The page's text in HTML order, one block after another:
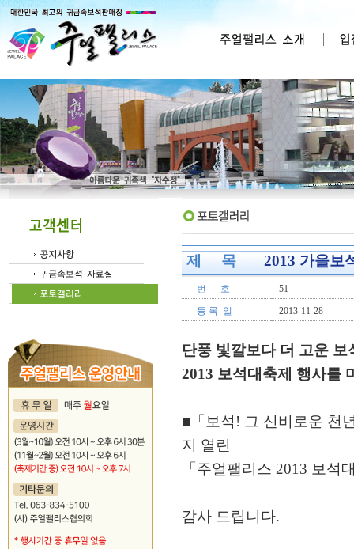
제 목 2013 가을보
번 호
51
등 록 일
2013-11-28
단풍 빛깔보다 더 고운 보
2013 보석대축제 행사를
■「보석! 그 신비로운 천
지 열린
「주얼팰리스 2013 보
감사 드립니다.